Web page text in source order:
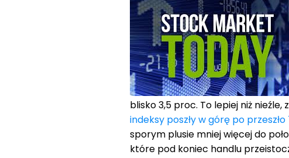
blisko 3,5 proc. To lepiej niż nieźle,
indeksy poszły w górę po
sporym plusie mniej więcej do
które pod koniec handlu